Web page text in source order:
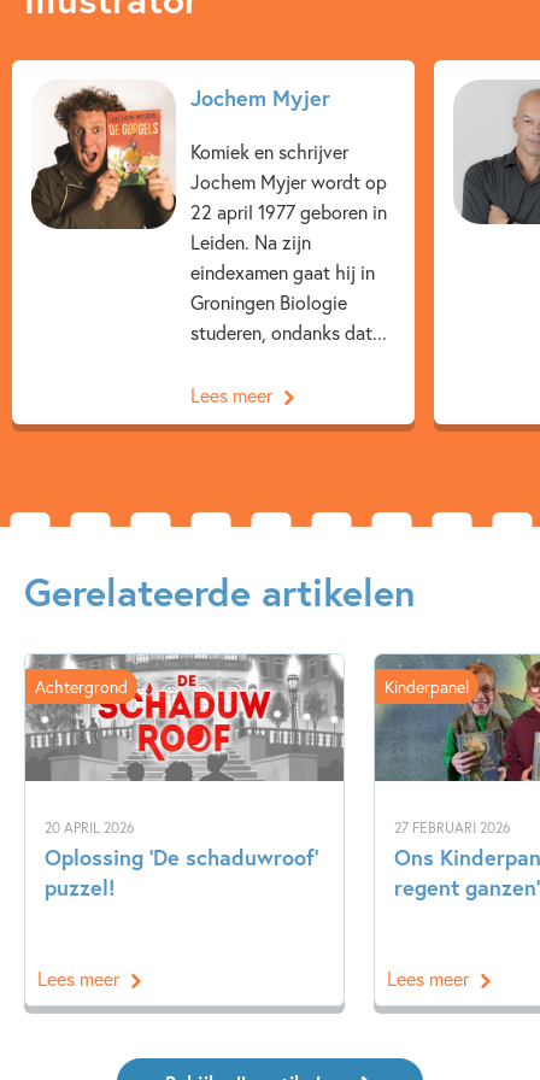
12+ jaar 3 – 5 jaar 5 – 7 jaar
7 – 9 jaar
9 – 12 jaar
Dieren & natuur
Knisper- & knuffelboeken
Spelen & leren
Jochem Myjer
Rick de Haas
Jochem Myjer
Komiek en schrijver
Jochem Myjer wordt op
22 april 1977 geboren in
Leiden. Na zijn
eindexamen gaat hij in
Groningen Biologie
studeren, ondanks dat...
Lees meer
Gerelateerde artikelen
20 APRIL 2026
Oplossing ‘De schaduwroof’
puzzel!
Achtergrond
Lees meer
27 FEBRUARI 2026
Ons
regent ganzen’
Kinderpanel
Lees meer